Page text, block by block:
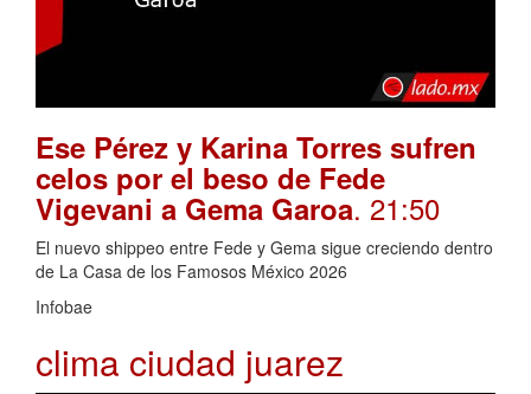
Ese Pérez y Karina Torres sufren
celos por el beso de Fede
Vigevani a Gema Garoa. 21:50
El nuevo shippeo entre Fede y Gema sigue creciendo dentro
de La Casa de los Famosos México 2026
Infobae
clima ciudad juarez